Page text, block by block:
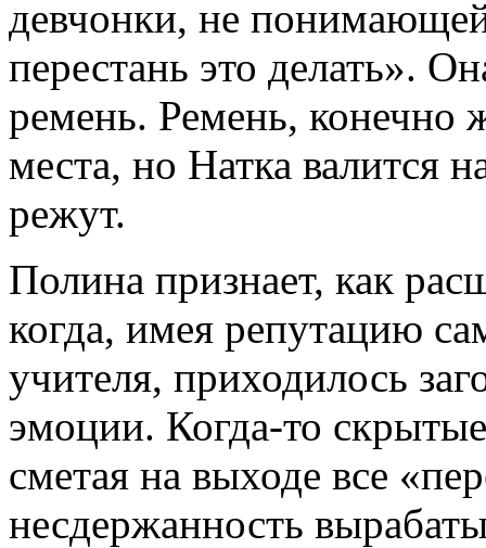
девчонки, не
перестань это делать».
ремень. Ремень, конечно
места, но Натка валится
режут.
Полина признает, как
когда, имея репутацию
учителя, приходилось
эмоции. Когда-то
сметая на выходе все
несдержанность